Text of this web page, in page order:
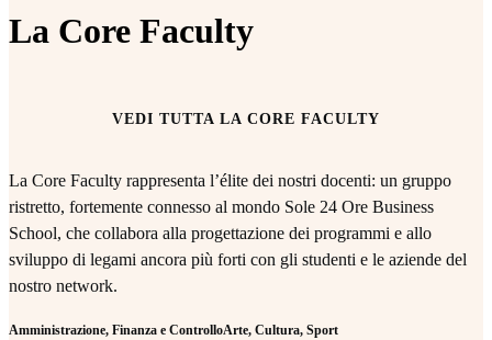
La Core Faculty
VEDI TUTTA LA CORE FACULTY
La Core Faculty rappresenta l’élite dei nostri docenti: un gruppo
ristretto, fortemente connesso al mondo Sole 24 Ore Business
School, che collabora alla progettazione dei programmi e allo
sviluppo di legami ancora più forti con gli studenti e le aziende del
nostro network.
Amministrazione, Finanza e ControlloArte, Cultura, Sport